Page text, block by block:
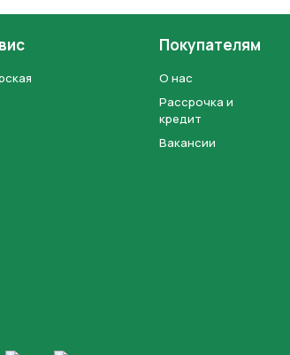
Покупателям
О нас
Рассрочка и
кредит
Вакансии